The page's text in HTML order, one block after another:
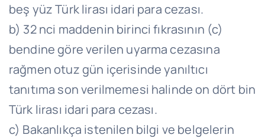
beş yüz Türk lirası idari para cezası.
b) 32 nci maddenin birinci fıkrasının (c)
bendine göre verilen uyarma cezasına
rağmen otuz gün içerisinde yanıltıcı
tanıtıma son verilmemesi halinde on dört bin
Türk lirası idari para cezası.
c) Bakanlıkça istenilen bilgi ve belgelerin